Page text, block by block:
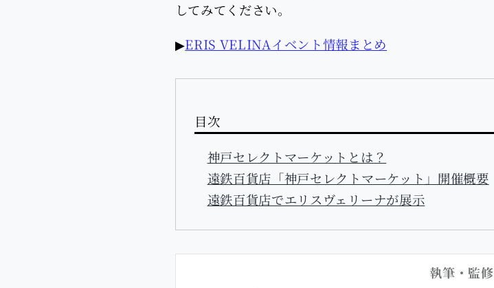
してみてください。
▶︎ERIS VELINAイベント情報まとめ
目次
神戸セレクトマーケットとは？
遠鉄百貨店「神戸セレクトマーケット」開催概要
遠鉄百貨店でエリスヴェリーナが展示
執筆・監修